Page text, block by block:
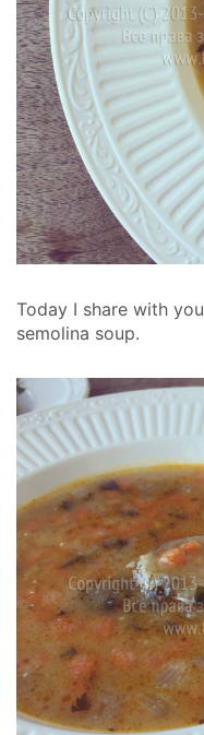
Today I share with
semolina soup.